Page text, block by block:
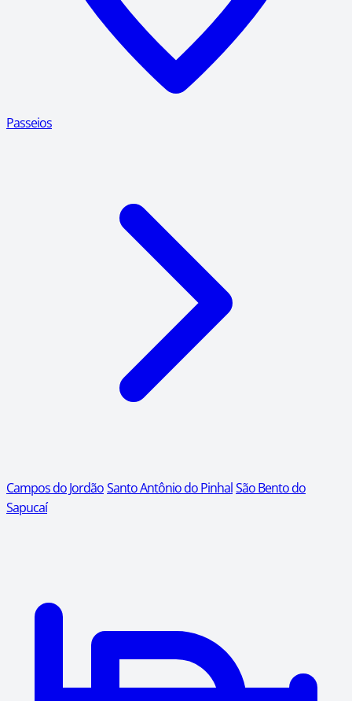
Passeios
Campos do JordãoSanto Antônio do PinhalSão Bento do
Sapucaí